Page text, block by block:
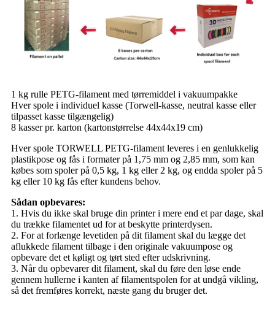
1 kg rulle PETG-filament med tørremiddel i vakuumpakke
Hver spole i individuel kasse (Torwell-kasse, neutral kasse eller
tilpasset kasse tilgængelig)
8 kasser pr. karton (kartonstørrelse 44x44x19 cm)
Hver spole TORWELL PETG-filament leveres i en genlukkelig
plastikpose og fås i formater på 1,75 mm og 2,85 mm, som kan
købes som spoler på 0,5 kg, 1 kg eller 2 kg, og endda spoler på 5
kg eller 10 kg fås efter kundens behov.
Sådan opbevares:
1. Hvis du ikke skal bruge din printer i mere end et par dage, skal
du trække filamentet ud for at beskytte printerdysen.
2. For at forlænge levetiden på dit filament skal du lægge det
aflukkede filament tilbage i den originale vakuumpose og
opbevare det et køligt og tørt sted efter udskrivning.
3. Når du opbevarer dit filament, skal du føre den løse ende
gennem hullerne i kanten af ​​filamentspolen for at undgå vikling,
så det fremføres korrekt, næste gang du bruger det.